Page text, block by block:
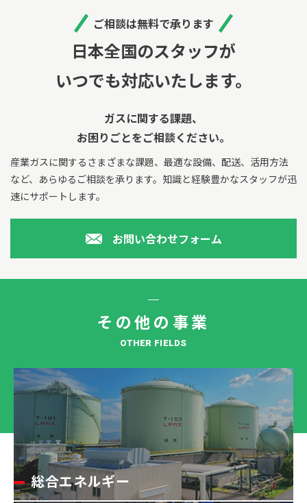
ご相談は無料で承ります
日本全国のスタッフが
いつでも対応いたします。
ガスに関する課題、
お困りごとをご相談ください。
産業ガスに関するさまざまな課題、最適な設備、配送、活用方法
など、あらゆるご相談を承ります。 知識と経験豊かなスタッフが迅
速にサポートします。
お問い合わせフォーム
その他の事業
OTHER FIELDS
総合エネルギー